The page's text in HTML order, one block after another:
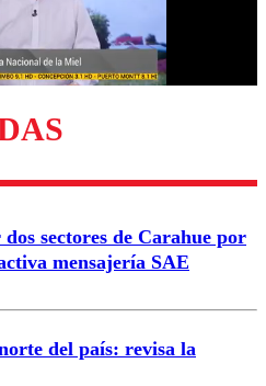
Enviar comentario
sectores de Carahue por
mensajería SAE
del país: revisa la